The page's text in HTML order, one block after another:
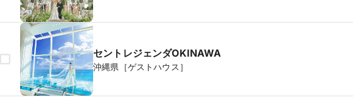
セントレジェンダOKINAWA
沖縄県［ゲストハウス］